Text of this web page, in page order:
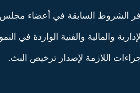
الشروط السابقة في أعضاء مجلس
اللازمة لإصدار ترخيص البث.